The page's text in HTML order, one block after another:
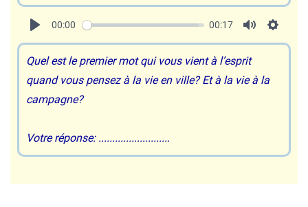
00:00 00:17
Quel est le premier mot qui vous vient à l’esprit
quand vous pensez à la vie en ville? Et à la vie à la
campagne?
Votre réponse: ..........................